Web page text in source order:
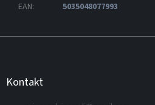
EAN: 5035048077993
Z
Kontakt